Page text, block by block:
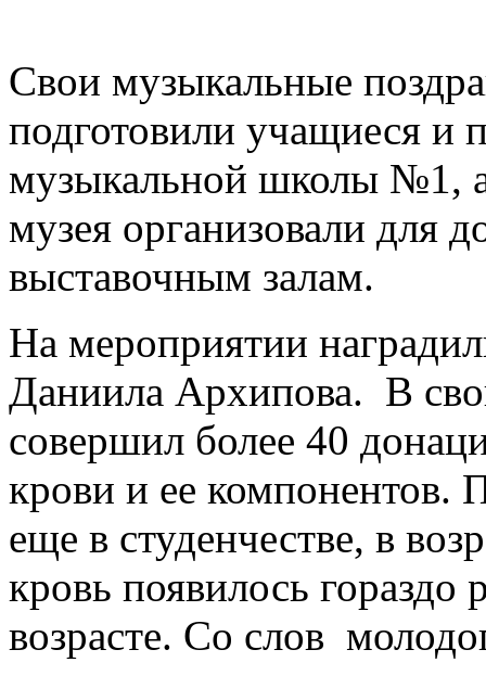
Свои музыкальные
подготовили учащиеся и
музыкальной школы №1, а
музея организовали для
выставочным залам.
На мероприятии
Даниила Архипова. В
совершил более 40
крови и ее компонентов.
еще в студенчестве, в
кровь появилось
возрасте. Со слов